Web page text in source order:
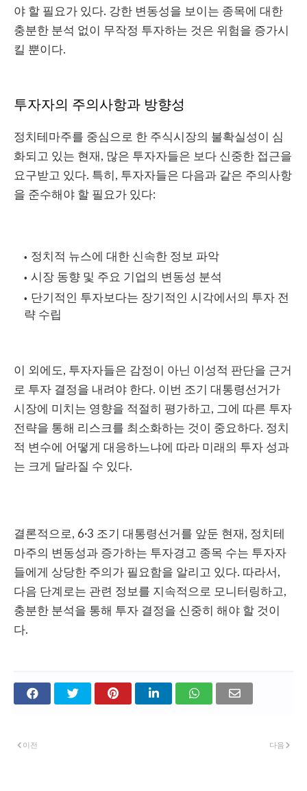
야 할 필요가 있다. 강한 변동성을 보이는 종목에 대한
충분한 분석 없이 무작정 투자하는 것은 위험을 증가시
킬 뿐이다.
투자자의 주의사항과 방향성
정치테마주를 중심으로 한 주식시장의 불확실성이 심
화되고 있는 현재, 많은 투자자들은 보다 신중한 접근을
요구받고 있다. 특히, 투자자들은 다음과 같은 주의사항
을 준수해야 할 필요가 있다:
정치적 뉴스에 대한 신속한 정보 파악
시장 동향 및 주요 기업의 변동성 분석
단기적인 투자보다는 장기적인 시각에서의 투자 전
략 수립
이 외에도, 투자자들은 감정이 아닌 이성적 판단을 근거
로 투자 결정을 내려야 한다. 이번 조기 대통령선거가
시장에 미치는 영향을 적절히 평가하고, 그에 따른 투자
전략을 통해 리스크를 최소화하는 것이 중요하다. 정치
적 변수에 어떻게 대응하느냐에 따라 미래의 투자 성과
는 크게 달라질 수 있다.
결론적으로, 6·3 조기 대통령선거를 앞둔 현재, 정치테
마주의 변동성과 증가하는 투자경고 종목 수는 투자자
들에게 상당한 주의가 필요함을 알리고 있다. 따라서,
다음 단계로는 관련 정보를 지속적으로 모니터링하고,
충분한 분석을 통해 투자 결정을 신중히 해야 할 것이
다.
다음
이전